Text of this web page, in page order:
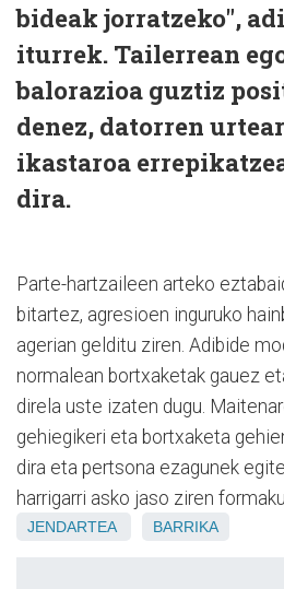
bideak jorratzeko",
iturrek. Tailerrean
balorazioa guztiz
denez, datorren
ikastaroa
dira.
Parte-hartzaileen arteko
bitartez, agresioen inguruko
agerian gelditu ziren. Adibide
normalean bortxaketak gauez
direla uste izaten dugu.
gehiegikeri eta bortxaketa
dira eta pertsona ezagunek
harrigarri asko jaso ziren
JENDARTEA BARRIKA